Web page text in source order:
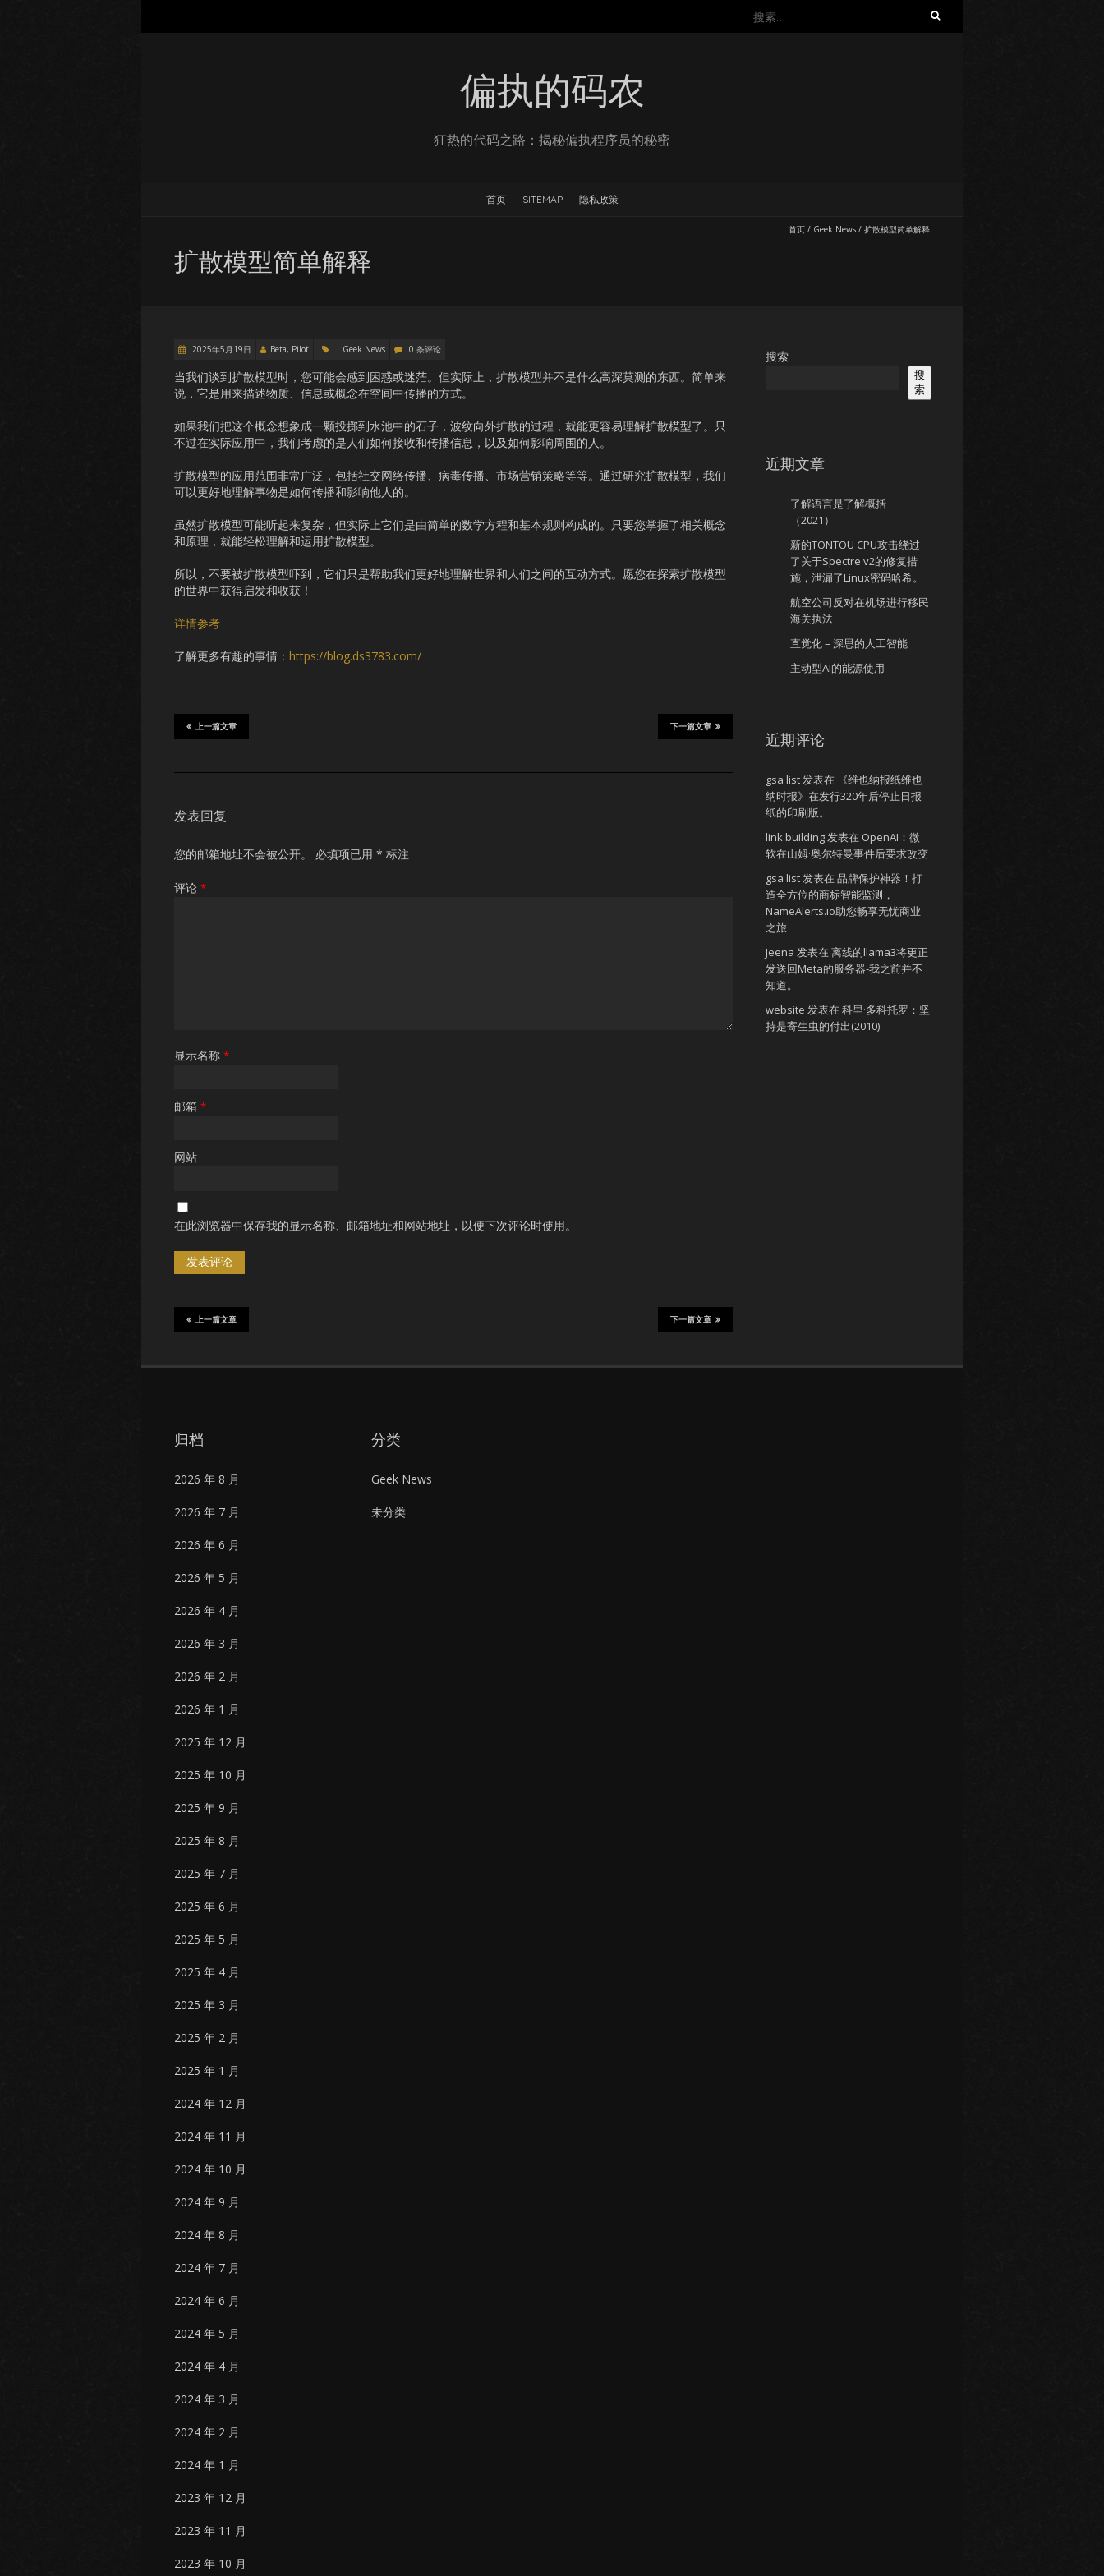
搜
偏执的码农
狂热的代码之路：揭秘偏执程序员的秘密
首页 SITEMAP 隐私政策
首页 / Geek News / 扩散模型简单解释
扩散模型简单解释
2025年5月19日 Beta, Pilot Geek News 0 条评论
当我们谈到扩散模型时，您可能会感到困惑或迷茫。但实际上，扩散模型并不是什么高深莫测的东西。简单来
说，它是用来描述物质、信息或概念在空间中传播的方式。
如果我们把这个概念想象成一颗投掷到水池中的石子，波纹向外扩散的过程，就能更容易理解扩散模型了。只
不过在实际应用中，我们考虑的是人们如何接收和传播信息，以及如何影响周围的人。
扩散模型的应用范围非常广泛，包括社交网络传播、病毒传播、市场营销策略等等。通过研究扩散模型，我们
可以更好地理解事物是如何传播和影响他人的。
虽然扩散模型可能听起来复杂，但实际上它们是由简单的数学方程和基本规则构成的。只要您掌握了相关概念
和原理，就能轻松理解和运用扩散模型。
所以，不要被扩散模型吓到，它们只是帮助我们更好地理解世界和人们之间的互动方式。愿您在探索扩散模型
的世界中获得启发和收获！
详情参考
了解更多有趣的事情： https://blog.ds3783.com/
下一篇文章
上一篇文章
发表回复
您的邮箱地址不会被公开。 必填项已用 * 标注
评论 *
显示名称 *
邮箱 *
网站
在此浏览器中保存我的显示名称、邮箱地址和网站地址，以便下次评论时使用。
下一篇文章
上一篇文章
搜索
搜
索
近期文章
了解语言是了解概括
（2021）
新的TONTOU CPU攻击绕过
了关于Spectre v2的修复措
施，泄漏了Linux密码哈希。
航空公司反对在机场进行移民
海关执法
直觉化 – 深思的人工智能
主动型AI的能源使用
近期评论
gsa list发表在
《维也纳报纸维也
纳时报》在发行320年后停止日报
纸的印刷版。
link building发表在 OpenAI：微
软在山姆·奥尔特曼事件后要求改变
gsa list发表在 品牌保护神器！打
造全方位的商标智能监测，
NameAlerts.io助您畅享无忧商业
之旅
Jeena 发表在 离线的llama3将更正
发送回Meta的服务器-我之前并不
知道。
website 发表在 科里·多科托罗：坚
持是寄生虫的付出(2010)
归档
2026 年 8 月
2026 年 7 月
2026 年 6 月
2026 年 5 月
2026 年 4 月
2026 年 3 月
2026 年 2 月
2026 年 1 月
2025 年 12 月
2025 年 10 月
2025 年 9 月
2025 年 8 月
2025 年 7 月
2025 年 6 月
2025 年 5 月
2025 年 4 月
2025 年 3 月
2025 年 2 月
2025 年 1 月
2024 年 12 月
2024 年 11 月
2024 年 10 月
2024 年 9 月
2024 年 8 月
2024 年 7 月
2024 年 6 月
2024 年 5 月
2024 年 4 月
2024 年 3 月
2024 年 2 月
2024 年 1 月
2023 年 12 月
2023 年 11 月
2023 年 10 月
分类
Geek News
未分类